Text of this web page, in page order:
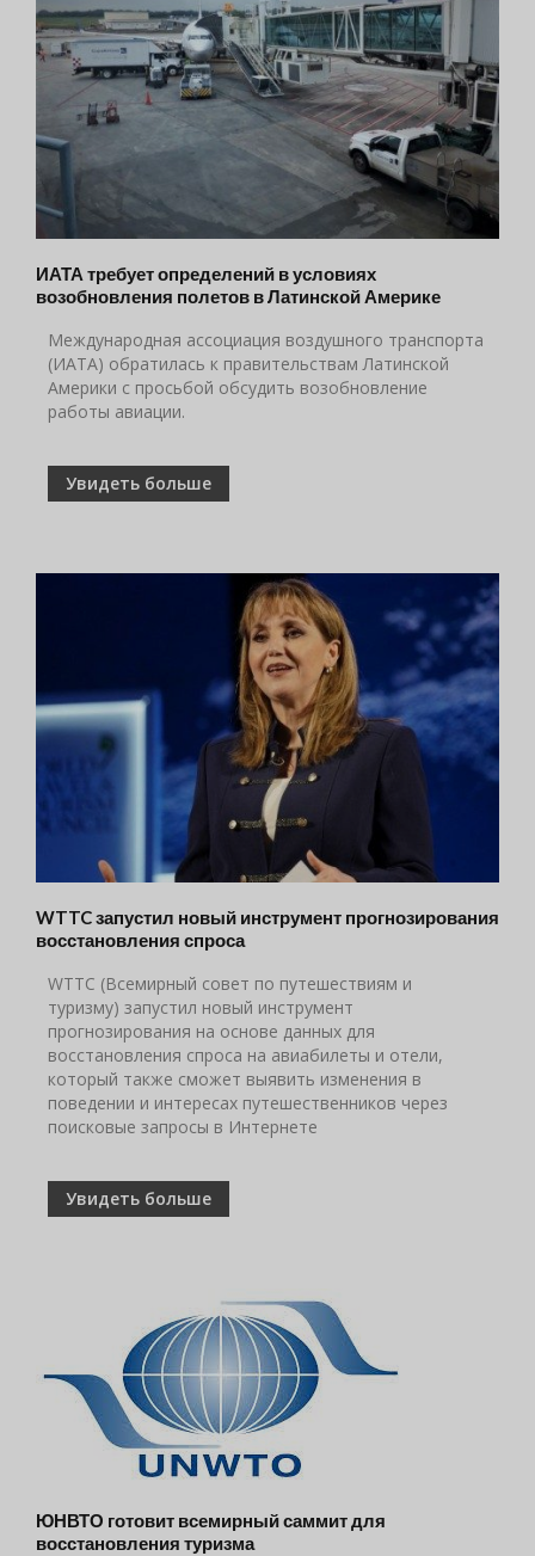
ИАТА требует определений в условиях
возобновления полетов в Латинской Америке
Международная ассоциация воздушного транспорта
(ИАТА) обратилась к правительствам Латинской
Америки с просьбой обсудить возобновление
работы авиации.
Увидеть больше
WTTC запустил новый инструмент прогнозирования
восстановления спроса
WTTC (Всемирный совет по путешествиям и
туризму) запустил новый инструмент
прогнозирования на основе данных для
восстановления спроса на авиабилеты и отели,
который также сможет выявить изменения в
поведении и интересах путешественников через
поисковые запросы в Интернете
Увидеть больше
ЮНВТО готовит всемирный саммит для
восстановления туризма